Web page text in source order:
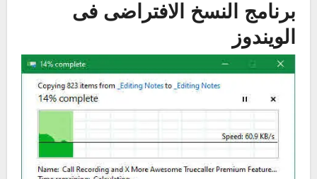
برنامج النسخ الافتراضى فى
الويندوز